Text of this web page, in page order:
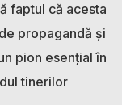
faptul că acesta
propagandă și
pion esențial în
tinerilor